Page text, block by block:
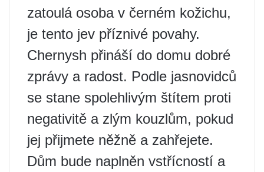
zatoulá osoba v černém kožichu,
je tento jev příznivé povahy.
Chernysh přináší do domu dobré
zprávy a radost. Podle jasnovidců
se stane spolehlivým štítem proti
negativitě a zlým kouzlům, pokud
jej přijmete něžně a zahřejete.
Dům bude naplněn vstřícností a